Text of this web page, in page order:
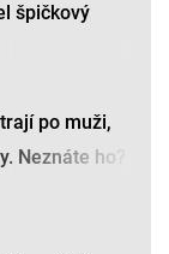
špičkový
po muži,
Neznáte ho?